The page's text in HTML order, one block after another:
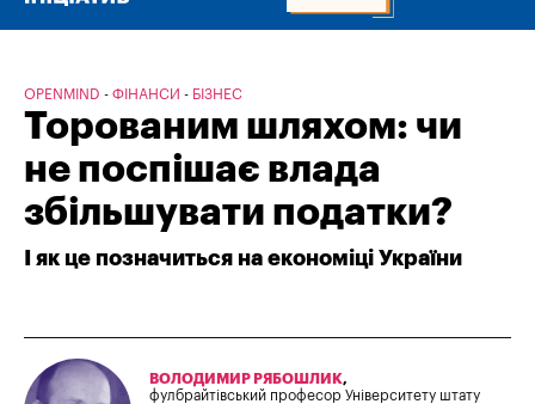
OPENMIND ФІНАНСИ БІЗНЕС
Торованим шляхом: чи
не поспішає влада
збільшувати податки?
І як це позначиться на економіці України
ВОЛОДИМИР РЯБОШЛИК,
фулбрайтівський професор Університету штату